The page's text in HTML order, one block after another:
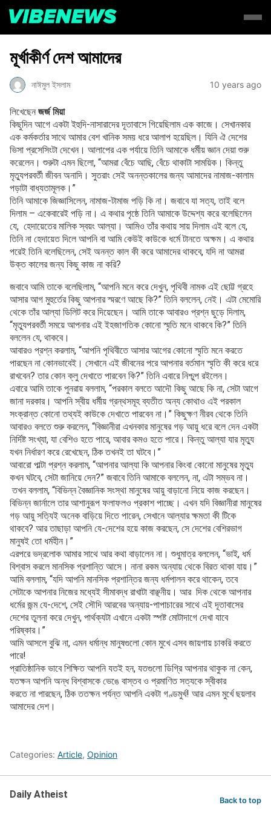
মূর্খাকীর্ণ দেশ আমাদের
নাঈমুল ইসলাম 10 years ago
লিখেছেন জর্জ মিয়া
কিছুদিন আগে একটা ইহুদি-নাসারাদের দূতাবাসে গিয়েছিলাম এক কাজে। সেখানকার
এক কর্মকর্তার সাথে আমার বেশ খানিক সময় ধরে আলাপ হয়েছিল। যিনি ঐ দেশের
ভিসা প্রসেসিংটা দেখেন। আলাপের এক পর্যায়ে তিনি আমাকে ধর্মীয় জ্ঞান দেয়া শুরু
করেলেন। শুরুটা এমন ছিলো, “আমরা বেঁচে আছি, বেঁচে থাকাটা সাময়িক। কিন্তু
মৃত্যুপরবর্তী জীবন অনাদি। সুতরাং সেই অনন্তকালের জন্য আমাদের নামাজ-কালাম
পড়াটা বাধ্যতামূলক।”
তিনি আমাকে জিজ্ঞাসিলেন, নামাজ-টামাজ পড়ি কি না। জবাবে যা সত্য, তাই বলে
দিলাম – একেবারেই পড়ি না। এ কথার পৃষ্ঠে তিনি আমাকে উদ্দেশ্য করে বলেছিলেন
যে, হেদায়েতের মালিক স্বয়ং আল্যা। আমিও তাঁর কথায় সায় দিলাম এই বলে যে,
তিনি না হেদায়েত দিলে আপনি বা আমি কেউই কাউকে ধর্মে টানতে অক্ষম। এ কথার
পরেই তিনি বলেছিলেন, সেই অনন্ত কাল কী করে আমাদের থাকবে, যদি না আমরা
উক্ত কালের জন্য কিছু কাজ না করি?
জবাবে আমি তাকে বলেছিলাম, “আপনি মনে করে দেখুন, পৃথিবী নামক এই ছোট্ট গ্রহে
আসার আগ মুহুর্তের কিছু আপনার স্মরণে আছে কি?” তিনি বললেন, নেই। এটা মেমোরি
থেকে তাঁর আল্যা ডিলিট করে দিয়েছেন। আমি তাকে আবারও প্রশ্ন ছুড়ে দিলাম,
“মৃত্যুপরবর্তী সময়ে আপনার এই ইহজাগতিক কোনো স্মৃতি মনে থাকবে কি?” তিনি
বললেন যে, থাকবে।
আবারও প্রশ্ন করলাম, “আপনি পৃথিবীতে আসার আগের কোনো স্মৃতি মনে করতে
পারছেন না কোনভাবেই। সেখানে এই জীবনের পরে আপনার বর্তমান স্মৃতি কী করে ধরে
রাখবেন? তার কোন ক্লু দেখাতে পারবেন কি?” তিনি এবারে নিশ্চুপ রইলেন।
এবারে আমি তাকে পুনরায় বললাম, “পরকাল বলতে আদৌ কিছু আছে কি না, সেটা আগে
জানা দরকার। আপনি স্বীয় ধর্মীয় গ্রন্থসমূহ ব্যতীত অন্য কোথাও এই পরকাল
সংক্রান্ত কোনো তথ্যই কাউকে দেখাতে পারবেন না।” কিছুক্ষণ নীরব থেকে তিনি
আবারও বলতে শুরু করলেন, “বিজ্ঞানীরা এখনকার মানুষের গড় আয়ু ধরে বলে দেন একটা
নির্দিষ্ট সংখ্যা, যা বেশিও হতে পারে, আবার কমও হতে পারে। কিন্তু আল্যা যার মৃত্যু
যখন নির্ধারণ করে রেখেছেন, ঠিক তখনই তা ঘটবে।”
আবারো পাল্টা প্রশ্ন করলাম, “আপনার আল্যা কি আপনার কিংবা কোনো মানুষের মৃত্যু
কখন ঘটবে, সেটা জানিয়ে দেন?” জবাবে তিনি আমাকে বললেন, না, এটা সম্ভব না।
তখন বললাম, “বিভিন্ন বৈজ্ঞানিক সংস্থা মানুষের আয়ু বাড়ানো নিয়ে কাজ করছেন।
বিভিন্ন জার্নালে তার আশানুরূপ ফলাফলও প্রকাশ পাচ্ছে। এখন যদি বিজ্ঞানীরা মানুষের
গড় আয়ু সত্যিই অনেক বাড়িয়ে দিতে পারেন, সেখানে আল্যার ক্ষমতা কী টিকে
থাকবে? আর তাছাড়া আপনি যে-দেশের হয়ে কাজ করছেন, সে দেশের বেশিরভাগ
মানুষই তো ধর্মহীন।”
এরপরে ভদ্রলোক আমার সাথে আর কথা বাড়ালেন না। শুধুমাত্র বললেন, “ভাই, ধর্ম
বিশ্বাস করলে মানসিক প্রশান্তি আসে। নানা রকম অন্যায় থেকে বিরত থাকা যায়।”
আমি বললাম, “যদি আপনি মানসিক প্রশান্তির জন্য ধর্মপালন করে থাকেন, তবে
সেটাকে আপনার নিজের মধ্যেই সীমাবদ্ধ রাখাটা বাঞ্ছনীয়। আর দিক থেকে আপনার
ধর্মের জন্ম যে-দেশে, সেই সৌদি আরবের অন্যায়-পাপাচারের সাথে এই দূতাবাসের
দেশের তুলনা করে দেখুন, পার্থক্যটা এখানে একটা স্পষ্ট মোটাদাগে দেখা যাবে
পরিষ্কার।”
আমি আসলে বুঝি না, এমন ধর্মান্ধ মানুষগুলো কোন মুখে এসব জায়গায় চাকরি করতে
পারে!
প্রাতিষ্ঠানিক ভাবে শিক্ষিত আপনি যতই হন, যতগুলো ডিগ্রি আপনার থাকুক না কেন,
যতক্ষন আপনি অন্ধ বিশ্বাসকে ভেঙে বাস্তব ও প্রমাণিত সত্যকে স্বীকার
করতে না পারছেন, ঠিক ততক্ষন পর্যন্ত আপনি একটা গণ্ডমুর্খ! আর এমন মুর্খে ছয়লাব
আমাদের দেশ।
Categories: Article, Opinion
Daily Atheist
Back to top